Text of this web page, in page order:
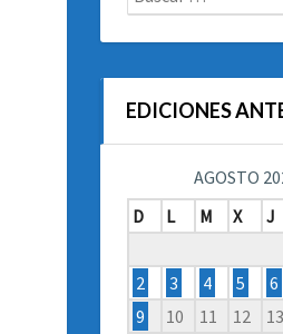
EDICIONES
AGOSTO
D
L M X J
2
3 4 5 6
9
10 11 12 13